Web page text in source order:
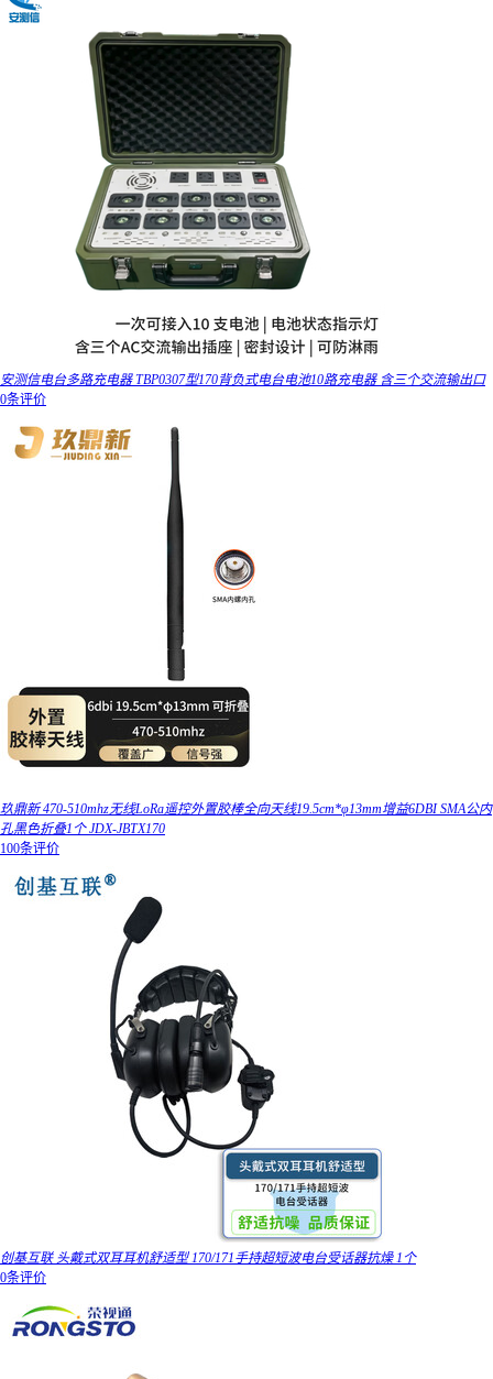
安测信电台多路充电器 TBP0307型170背负式电台电池10路充电器 含三个交流输出口
0条评价
玖鼎新 470-510mhz无线LoRa遥控外置胶棒全向天线19.5cm*φ13mm增益6DBI SMA公内
孔黑色折叠1个 JDX-JBTX170
100条评价
创基互联 头戴式双耳耳机舒适型 170/171手持超短波电台受话器抗燥 1个
0条评价